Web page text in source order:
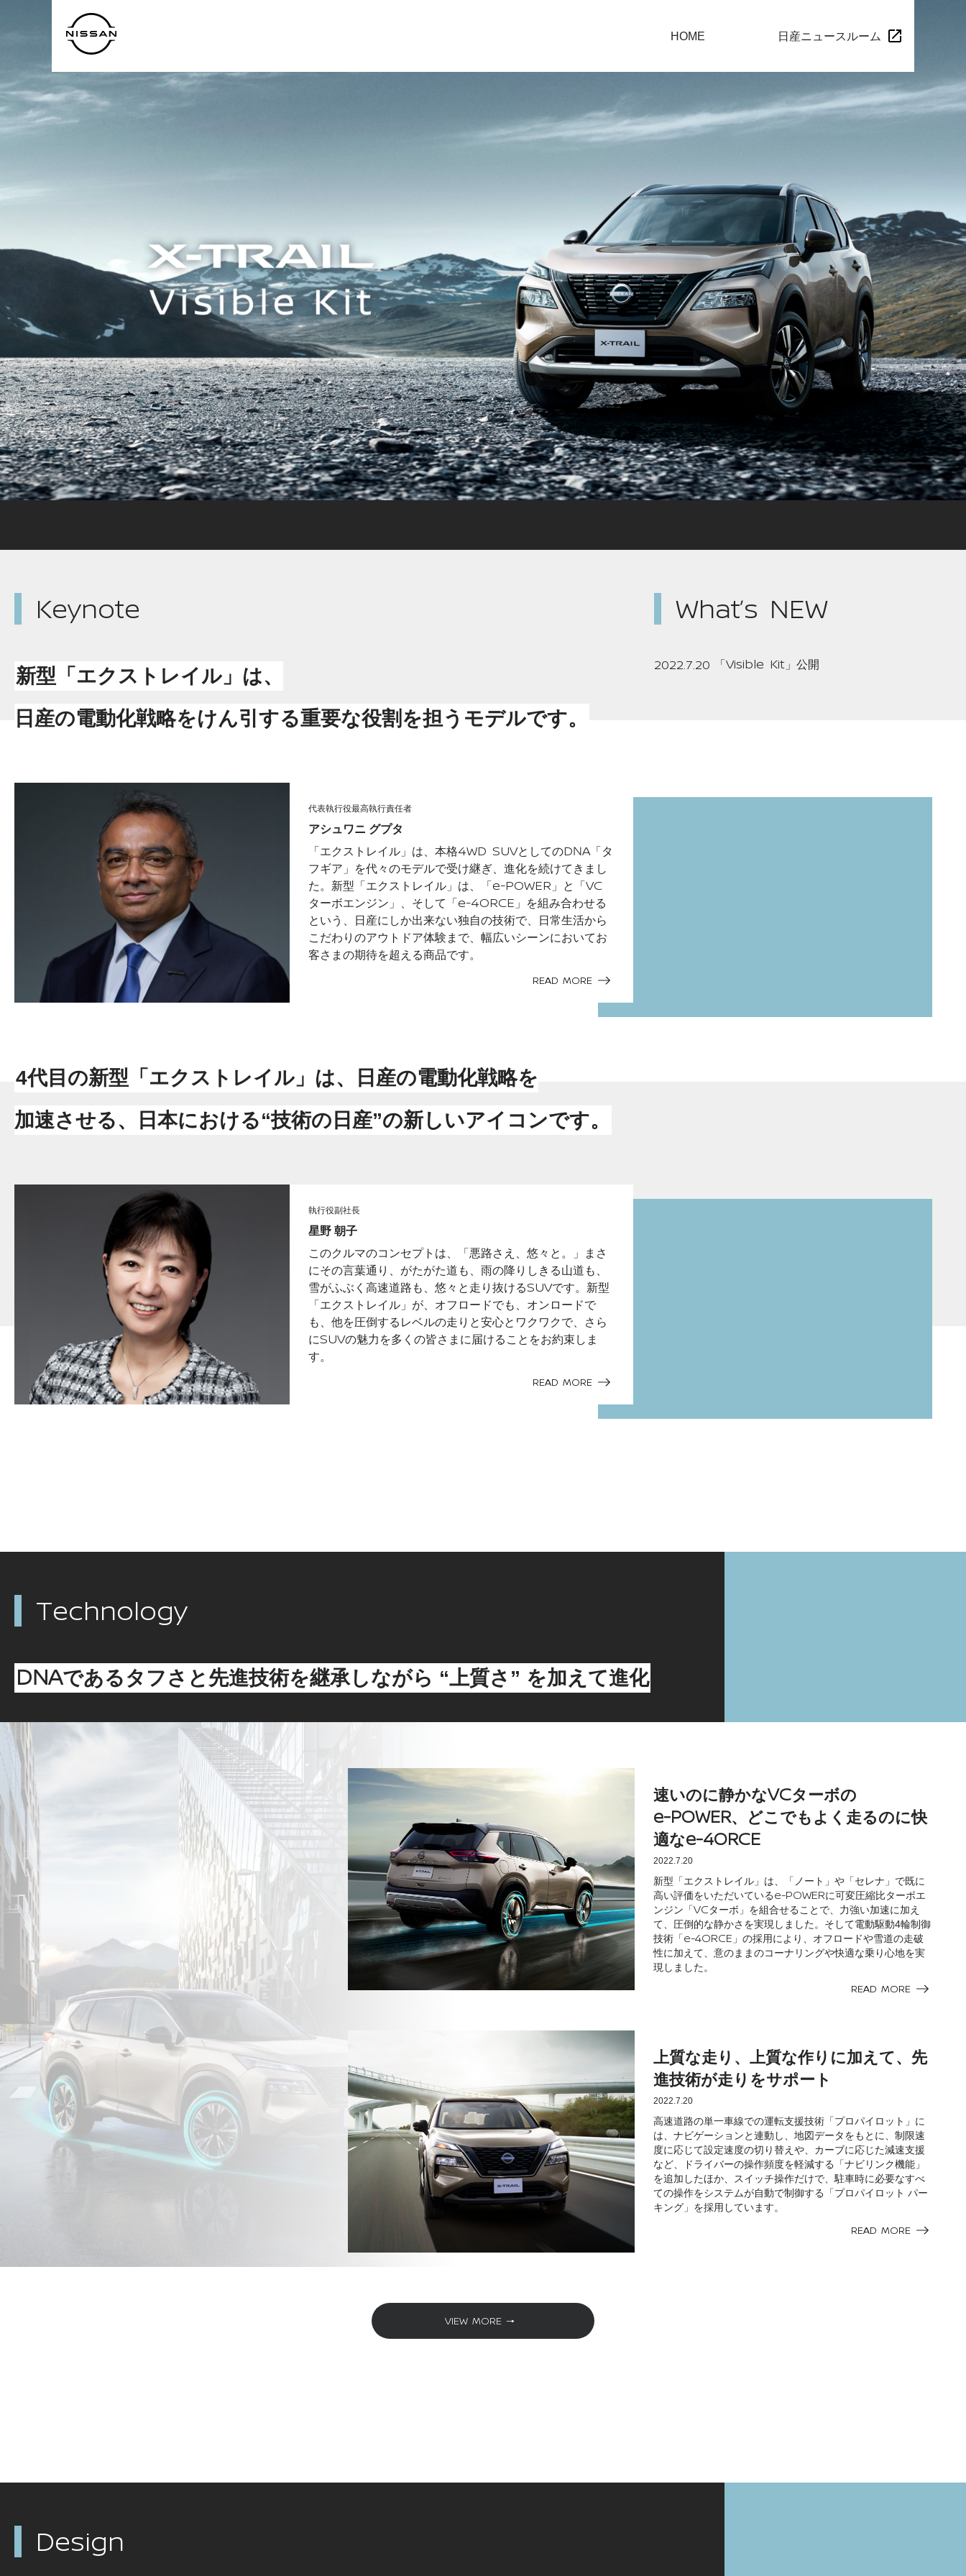
HOME 日産ニュースルーム
What’s NEW
2022.7.20 「 Visible Kit 」公開
Keynote
新型「エクストレイル」は、
日産の電動化戦略をけん引する重要な役割を担うモデルです。
代表執行役最高執行責任者
アシュワニ グプタ
「エクストレイル」は、本格4WD SUVとしてのDNA 「タ
フギア」を代々のモデルで受け継ぎ、進化を続けてきまし
た。新型「エクストレイル」は、「e-POWER 」と「VC
ターボエンジン」、そして「e-4ORCE 」を組み合わせる
という、日産にしか出来ない独自の技術で、日常生活から
こだわりのアウトドア体験まで、幅広いシーンにおいてお
客さまの期待を超える商品です。
READ MORE
4代目の新型「エクストレイル」は、日産の電動化戦略を
加速させる、日本における“技術の日産”の新しいアイコンです。
執行役副社長
星野 朝子
このクルマのコンセプトは、「悪路さえ、悠々と。」まさ
にその言葉通り、がたがた道も、雨の降りしきる山道も、
雪がふぶく高速道路も、悠々と走り抜けるSUVです。新型
「エクストレイル」が、オフロードでも、オンロードで
も、他を圧倒するレベルの走りと安心とワクワクで、さら
にSUVの魅力を多くの皆さまに届けることをお約束しま
す。
READ MORE
Technology
DNAであるタフさと先進技術を継承しながら “上質さ” を加えて進化
速いのに静かなVCターボの
e-POWER、どこでもよく走るのに快
適なe-4ORCE
2022.7.20
新型「エクストレイル」は、「ノート」や「セレナ」で既に
高い評価をいただいている e-POWERに可変圧縮比ターボエ
ンジン「VC ターボ」を組合せることで、力強い加速に加え
て、圧倒的な静かさを実現しました。そして電動駆動4輪制御
技術「 e-4ORCE 」の採用により、オフロードや雪道の走破
性に加えて、意のままのコーナリングや快適な乗り心地を実
現しました。
READ MORE
上質な走り、上質な作りに加えて、先
進技術が走りをサポート
2022.7.20
高速道路の単一車線での運転支援技術「プロパイロット」に
は、ナビゲーションと連動し、地図データをもとに、制限速
度に応じて設定速度の切り替えや、カーブに応じた減速支援
など、ドライバーの操作頻度を軽減する「ナビリンク機能」
を追加したほか、スイッチ操作だけで、駐車時に必要なすべ
ての操作をシステムが自動で制御する「プロパイロット パー
キング」を採用しています。
READ MORE
VIEW MORE →
Design